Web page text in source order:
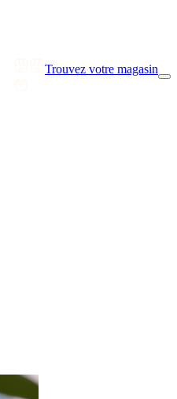
Trouvez votre magasin